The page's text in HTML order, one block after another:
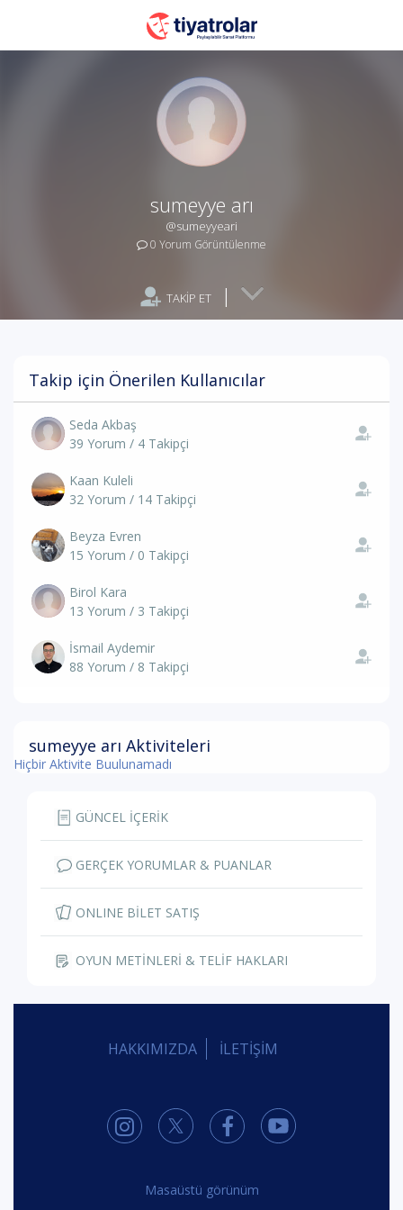
sumeyye arı
@sumeyyeari
0 Yorum Görüntülenme
TAKİP ET |
Takip için Önerilen Kullanıcılar
Seda Akbaş
39 Yorum / 4 Takipçi
Kaan Kuleli
32 Yorum / 14 Takipçi
Beyza Evren
15 Yorum / 0 Takipçi
Birol Kara
13 Yorum / 3 Takipçi
İsmail Aydemir
88 Yorum / 8 Takipçi
sumeyye arı Aktiviteleri
Hiçbir Aktivite Buulunamadı
GÜNCEL İÇERİK
GERÇEK YORUMLAR & PUANLAR
ONLINE BİLET SATIŞ
OYUN METİNLERİ & TELİF HAKLARI
HAKKIMIZDA İLETİŞİM
Masaüstü görünüm